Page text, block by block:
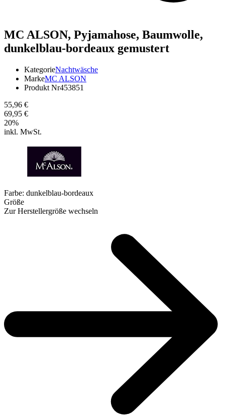
MC ALSON, Pyjamahose, Baumwolle,
dunkelblau-bordeaux gemustert
KategorieNachtwäsche
MarkeMC ALSON
Produkt Nr453851
55,96 €
69,95 €
20%
inkl. MwSt.
Farbe: dunkelblau-bordeaux
Größe
Zur Herstellergröße wechseln